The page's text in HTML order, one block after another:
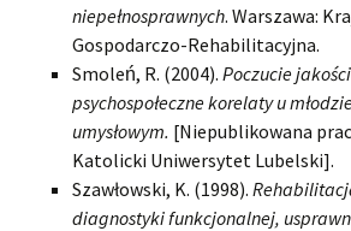
niepełnosprawnych. Warszawa:
Gospodarczo-Rehabilitacyjna.
Smoleń, R. (2004). Poczucie
psychospołeczne korelaty u
umysłowym. [Niepublikowana
Katolicki Uniwersytet Lubelski].
Szawłowski, K. (1998).
diagnostyki funkcjonalnej,